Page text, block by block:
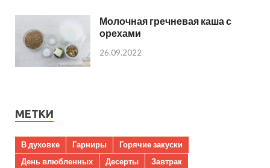
Молочная гречневая каша с
орехами
26.09.2022
МЕТКИ
В духовке Гарниры
Горячие закуски
День влюбленных
Десерты
Завтрак